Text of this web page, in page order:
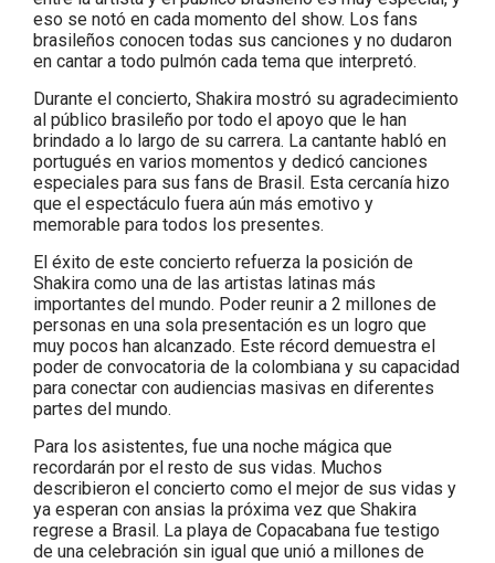
eso se notó en cada momento del show. Los fans
brasileños conocen todas sus canciones y no dudaron
en cantar a todo pulmón cada tema que interpretó.
Durante el concierto, Shakira mostró su agradecimiento
al público brasileño por todo el apoyo que le han
brindado a lo largo de su carrera. La cantante habló en
portugués en varios momentos y dedicó canciones
especiales para sus fans de Brasil. Esta cercanía hizo
que el espectáculo fuera aún más emotivo y
memorable para todos los presentes.
El éxito de este concierto refuerza la posición de
Shakira como una de las artistas latinas más
importantes del mundo. Poder reunir a 2 millones de
personas en una sola presentación es un logro que
muy pocos han alcanzado. Este récord demuestra el
poder de convocatoria de la colombiana y su capacidad
para conectar con audiencias masivas en diferentes
partes del mundo.
Para los asistentes, fue una noche mágica que
recordarán por el resto de sus vidas. Muchos
describieron el concierto como el mejor de sus vidas y
ya esperan con ansias la próxima vez que Shakira
regrese a Brasil. La playa de Copacabana fue testigo
de una celebración sin igual que unió a millones de